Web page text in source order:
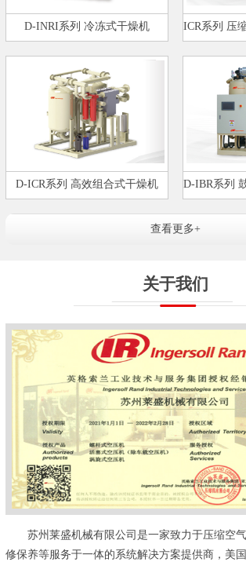
D-INRI系列 冷冻式干燥机
D-ICR系列 高效组合式干燥机
查看更多+
关于我们
苏州莱盛机械有限公司是一家致力于压缩空气
修保养等服务于一体的系统解决方案提供商，美